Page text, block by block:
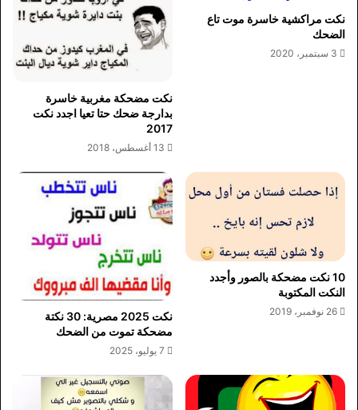
نكت مراكشية خاسرة موت تاع
الضحك
3 سبتمبر، 2020
نكت مضحكة مغربية خاسرة
بدارجة ضحك حتا تعيا اجدد نكت
2017
13 أغسطس، 2018
10 نكت مضحكة بالصور وأجدد
النكت المكتوبة
26 نوفمبر، 2019
نكت 2025 مصرية: 30 نكتة
مضحكة تموت من الضحك
7 يوليو، 2025